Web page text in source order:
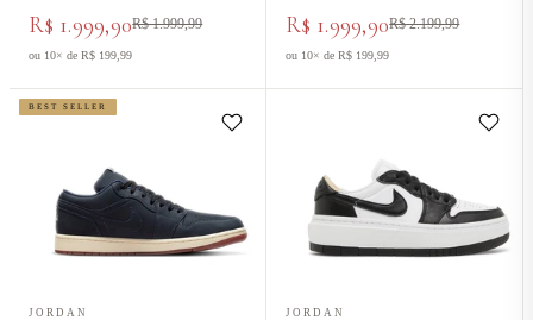
R$ 1.999,90R$ 1.999,99
ou 10× de R$ 199,99
R$ 1.999,90R$ 2.199,99
ou 10× de R$ 199,99
BEST SELLER
JORDAN JORDAN